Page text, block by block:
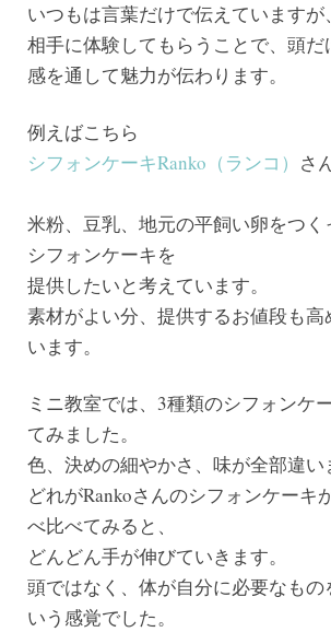
いつもは言葉だけで伝えていますが、
相手に体験してもらうことで、頭だ
感を通して魅力が伝わります。
例えばこちら
シフォンケーキRanko（ランコ） さ
米粉、豆乳、地元の平飼い卵をつ
シフォンケーキを
提供したいと考えています。
素材がよい分、提供するお値段も高
います。
ミニ教室では、3種類のシフォンケ
てみました。
色、決めの細やかさ、味が全部違い
どれがRankoさんのシフォンケーキ
べ比べてみると、
どんどん手が伸びていきます。
頭ではなく、体が自分に必要なもの
いう感覚でした。